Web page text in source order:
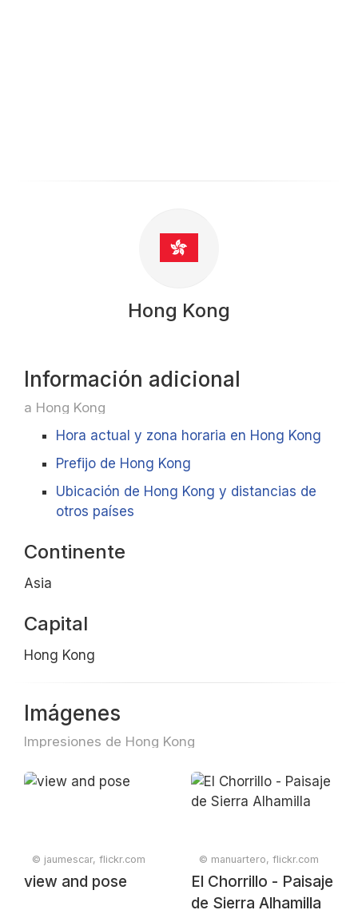
Hong Kong
Información adicional
a Hong Kong
Hora actual y zona horaria en Hong Kong
Prefijo de Hong Kong
Ubicación de Hong Kong y distancias de
otros países
Continente
Asia
Capital
Hong Kong
Imágenes
Impresiones de Hong Kong
© jaumescar, flickr.com
view and pose
© manuartero, flickr.com
El Chorrillo - Paisaje
de Sierra Alhamilla